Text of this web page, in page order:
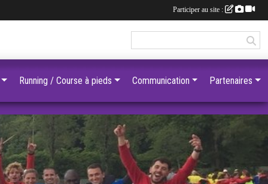
Running / Course à pieds Communication Partenaires
Participer au site :